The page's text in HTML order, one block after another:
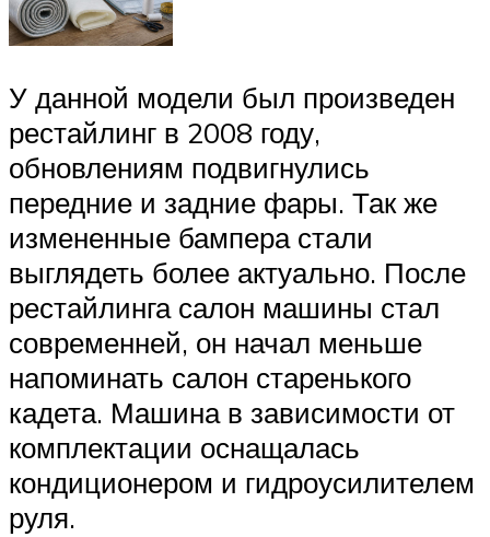
У данной модели был произведен
рестайлинг в 2008 году,
обновлениям подвигнулись
передние и задние фары. Так же
измененные бампера стали
выглядеть более актуально. После
рестайлинга салон машины стал
современней, он начал меньше
напоминать салон старенького
кадета. Машина в зависимости от
комплектации оснащалась
кондиционером и гидроусилителем
руля.